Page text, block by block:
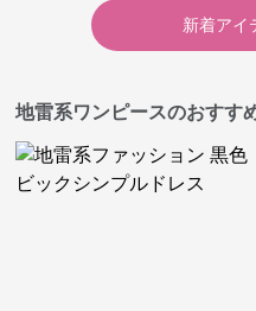
新着アイ
地雷系ワンピースのおすす